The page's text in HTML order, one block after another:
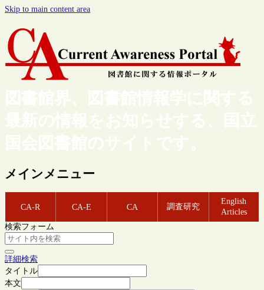
Skip to main content area
図書館界、図書館情報学に関する
最新の情報をお知らせする、国立
国会図書館のサイトです。
メインメニュー
CA-R CA-E CA 調査研究
English
Articles
検索フォーム
詳細検索
タイトル
本文